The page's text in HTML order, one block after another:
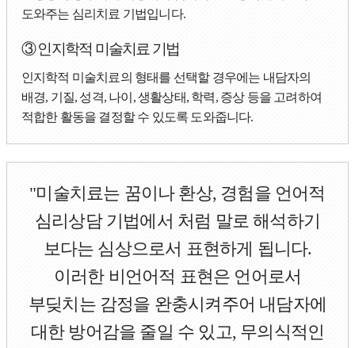
도와주는 심리치료 기법입니다.
③ 인지학적 미술치료 기법
인지학적 미술치료의 형태를 선택할 경우에는 내담자의
배경, 기질, 성격, 나이, 생활상태, 학력, 증상 등을 고려하여
적합한 활동을 결정할 수 있도록 도와줍니다.
"미술치료는 꿈이나 환상, 경험을 언어적
심리상담 기법에서 처럼 말로 해석하기
보다는 심상으로서 표현하게 됩니다.
이러한 비언어적 표현은 언어로서
부딪치는 감정을 완충시켜주어 내담자에
대한 방어감을 줄일 수 있고, 무의식적인